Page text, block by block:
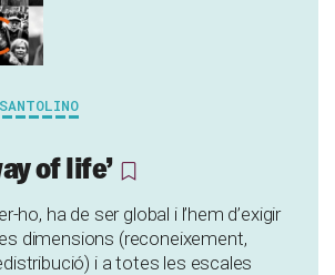
of life’
ho, ha de ser global i l’hem d’exigir
dimensions (reconeixement,
i a totes les escales